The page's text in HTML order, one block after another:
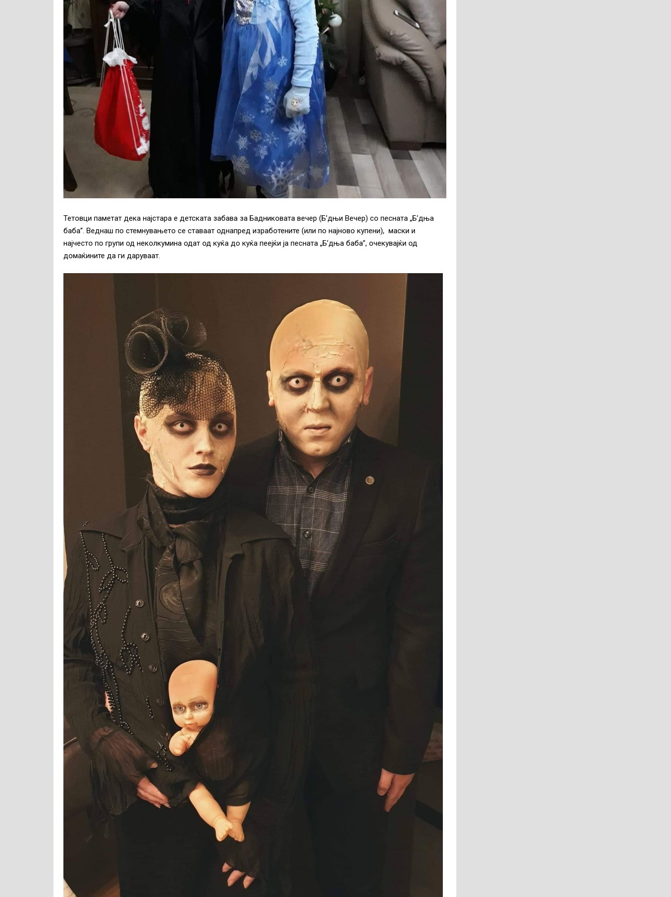
Тетовци паметат дека најстара е детската забава за Бадниковата вечер (Б’дњи Вечер) со песната „Б’дња
баба”. Веднаш по стемнувањето се ставаат однапред изработените (или по најново купени), маски и
најчесто по групи од неколкумина одат од куќа до куќа пеејќи ја песната „Б’дња баба”, очекувајќи од
домаќините да ги даруваат.